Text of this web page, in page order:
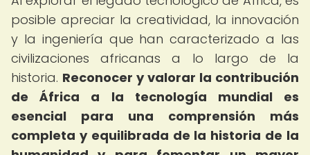
posible apreciar la creatividad, la innovación
y la ingeniería que han caracterizado a las
civilizaciones africanas a lo largo de la
historia. Reconocer y valorar la contribución
de África a la tecnología mundial es
esencial para una comprensión más
completa y equilibrada de la historia de la